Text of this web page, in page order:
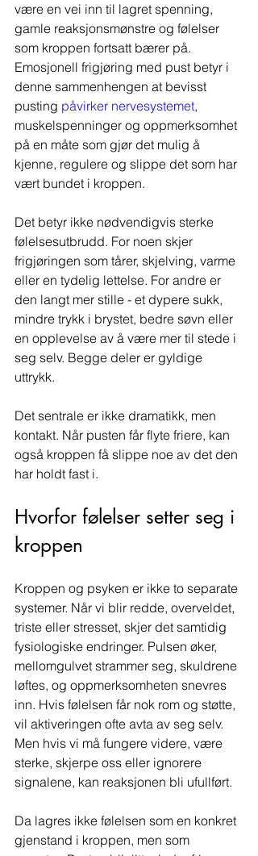
være en vei inn til lagret spenning,
gamle reaksjonsmønstre og følelser
som kroppen fortsatt bærer på.
Emosjonell frigjøring med pust betyr i
denne sammenhengen at bevisst
pusting påvirker nervesystemet,
muskelspenninger og oppmerksomhet
på en måte som gjør det mulig å
kjenne, regulere og slippe det som har
vært bundet i kroppen.
Det betyr ikke nødvendigvis sterke
følelsesutbrudd. For noen skjer
frigjøringen som tårer, skjelving, varme
eller en tydelig lettelse. For andre er
den langt mer stille - et dypere sukk,
mindre trykk i brystet, bedre søvn eller
en opplevelse av å være mer til stede i
seg selv. Begge deler er gyldige
uttrykk.
Det sentrale er ikke dramatikk, men
kontakt. Når pusten får flyte friere, kan
også kroppen få slippe noe av det den
har holdt fast i.
Hvorfor følelser setter seg i
kroppen
Kroppen og psyken er ikke to separate
systemer. Når vi blir redde, overveldet,
triste eller stresset, skjer det samtidig
fysiologiske endringer. Pulsen øker,
mellomgulvet strammer seg, skuldrene
løftes, og oppmerksomheten snevres
inn. Hvis følelsen får nok rom og støtte,
vil aktiveringen ofte avta av seg selv.
Men hvis vi må fungere videre, være
sterke, skjerpe oss eller ignorere
signalene, kan reaksjonen bli ufullført.
Da lagres ikke følelsen som en konkret
gjenstand i kroppen, men som